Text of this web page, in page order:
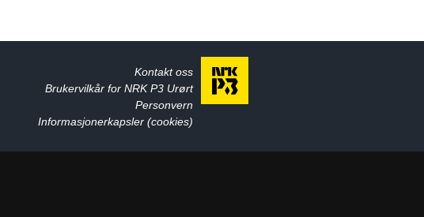
Kontakt oss
Brukervilkår for NRK P3 Urørt
Personvern
Informasjonerkapsler (cookies)